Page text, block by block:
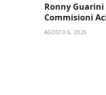
Ronny
Commisioni
AGOSTO 6, 2026